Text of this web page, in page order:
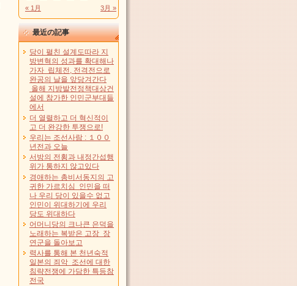
« 1月 3月 »
最近の記事
당이 펼친 설계도따라 지
방변혁의 성과를 확대해나
가자 립체전, 전격전으로
완공의 날을 앞당겨간다
올해 지방발전정책대상건
설에 참가한 인민군부대들
에서
더 열렬하고 더 혁신적이
고 더 완강한 투쟁으로!
우리는 조선사람 : １００
년전과 오늘
서방의 전횡과 내정간섭행
위가 통하지 않고있다
경애하는 총비서동지의 고
귀한 가르치심 인민을 떠
나 우리 당이 있을수 없고
인민이 위대하기에 우리
당도 위대하다
어머니당의 크나큰 은덕을
노래하는 복받은 고장 장
연군을 돌아보고
력사를 통해 본 천년숙적
일본의 죄악 조선에 대한
침략전쟁에 가담한 특등참
전국